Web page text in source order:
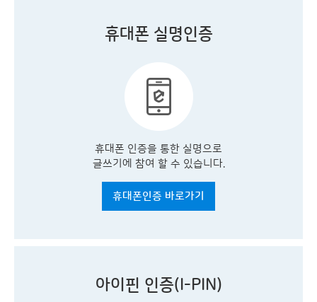
휴대폰 실명인증
휴대폰 인증을 통한 실명으로
글쓰기에 참여 할 수 있습니다.
휴대폰인증 바로가기
아이핀 인증(I-PIN)